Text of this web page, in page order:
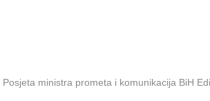
ministra prometa i komunikacija BiH